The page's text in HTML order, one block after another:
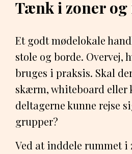
Tænk i zoner
Et godt mødelokale
stole og borde. Overvej,
bruges i praksis. Skal
skærm, whiteboard eller
deltagerne kunne rejse
grupper?
Ved at inddele rummet i